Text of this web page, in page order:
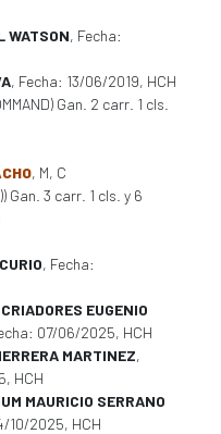
WATSON, Fecha:
, Fecha: 13/06/2019, HCH
Gan. 2 carr. 1 cls.
, M, C
Gan. 3 carr. 1 cls. y 6
, Fecha:
EUGENIO
07/06/2025, HCH
MARTINEZ,
HCH
MAURICIO SERRANO
10/2025, HCH